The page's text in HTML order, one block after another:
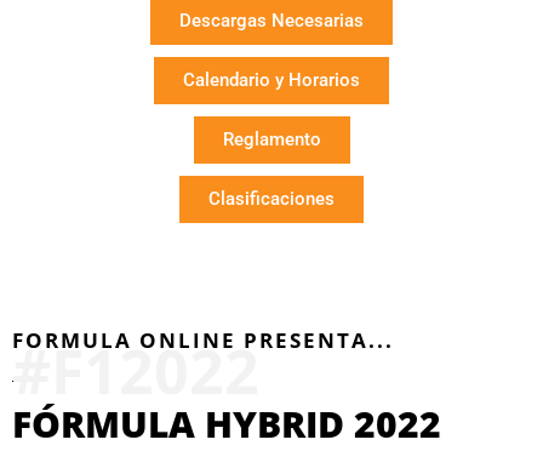
Descargas Necesarias
Calendario y Horarios
Reglamento
Clasificaciones
FORMULA ONLINE PRESENTA...
FÓRMULA HYBRID 2022